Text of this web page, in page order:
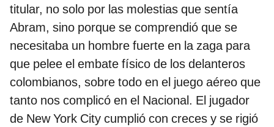
titular, no solo por las molestias que sentía
Abram, sino porque se comprendió que se
necesitaba un hombre fuerte en la zaga para
que pelee el embate físico de los delanteros
colombianos, sobre todo en el juego aéreo que
tanto nos complicó en el Nacional. El jugador
de New York City cumplió con creces y se rigió